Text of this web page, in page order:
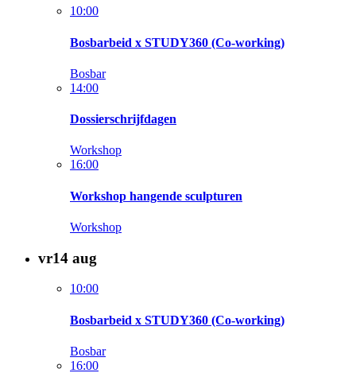
10:00
Bosbarbeid x STUDY360 (Co-working)
Bosbar
14:00
Dossierschrijfdagen
Workshop
16:00
Workshop hangende sculpturen
Workshop
vr14 aug
10:00
Bosbarbeid x STUDY360 (Co-working)
Bosbar
16:00